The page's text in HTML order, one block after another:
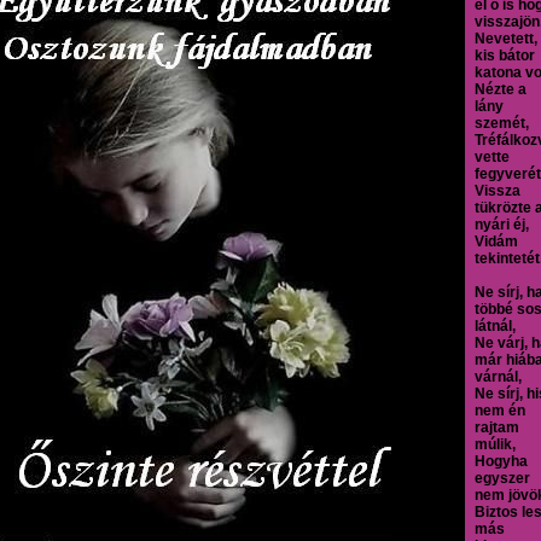
el õ is
Nevetett,
kis bátor
katona
Nézte a
lány
szemét,
vette
Vissza
tükrözte
nyári éj,
Vidám
Ne sírj,
többé
látnál,
Ne várj,
már
várnál,
Ne sírj,
nem én
rajtam
múlik,
Hogyha
egyszer
nem
Biztos
más